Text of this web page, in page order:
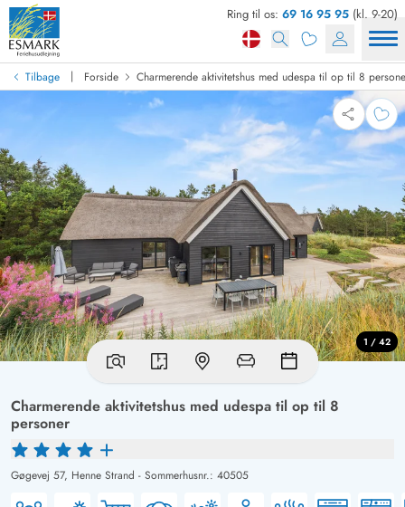
Ring til os: 69 16 95 95 (kl. 9-20)
Tilbage | Forside Charmerende aktivitetshus med udespa til op til 8
Charmerende aktivitetshus med udespa til op til 8
personer
Gøgevej 57, Henne Strand - Sommerhusnr.: 40505
1 / 42